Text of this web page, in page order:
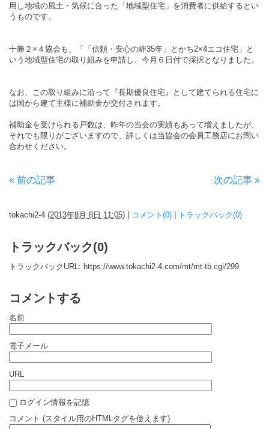
用し地域の風土・気候に合った「地域型住宅」を消費者に供給するとい
うものです。
十勝２×４協会も、「「信頼・安心の絆35年」とかち2×4エコ住宅」と
いう地域型住宅の取り組みを申請し、今月６日付で採択となりました。
なお、この取り組みに沿って『長期優良住宅』として建てられる住宅に
は国から建て主様に補助金が交付されます。
補助金を受けられる戸数は、昨年の当会の実績もあって増えましたが、
それでも限りがございますので、詳しくは当協会の会員工務店にお問い
合わせください。
« 前の記事 次の記事 »
tokachi2-4 (2013年8月 8日 11:05) | コメント(0) | トラックバック(0)
トラックバック(0)
トラックバックURL: https://www.tokachi2-4.com/mt/mt-tb.cgi/299
コメントする
名前
電子メール
URL
ログイン情報を記憶
コメント (スタイル用のHTMLタグを使えます)